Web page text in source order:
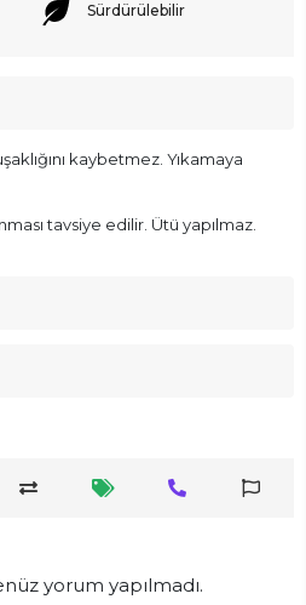
Sürdürülebilir
kaybetmez. Yıkamaya
tavsiye edilir. Ütü yapılmaz.
yorum yapılmadı.